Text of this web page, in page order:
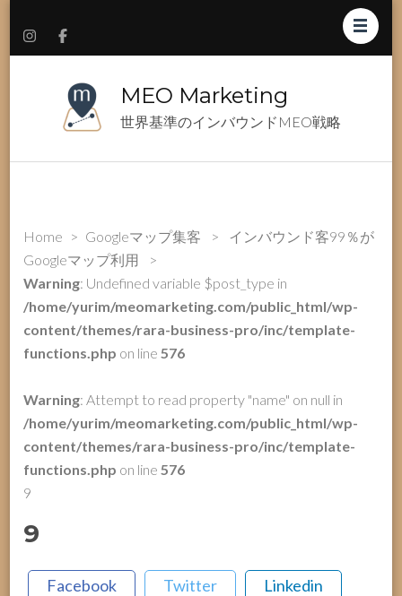
MEO Marketing
世界基準のインバウンドMEO戦略
Home > Googleマップ集客 >
インバウンド客99％が
Googleマップ利用
>
Warning: Undefined variable $post_type in
/home/yurim/meomarketing.com/public_html/wp-
content/themes/rara-business-pro/inc/template-
functions.php on line576
Warning: Attempt to read property "name" on null in
/home/yurim/meomarketing.com/public_html/wp-
content/themes/rara-business-pro/inc/template-
functions.php on line576
9
9
Facebook Twitter Linkedin